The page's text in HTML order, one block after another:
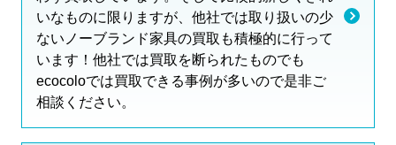
いなものに限りますが、他社では取り扱いの少
ないノーブランド家具の買取も積極的に行って
います！他社では買取を断られたものでも
ecocoloでは買取できる事例が多いので是非ご
相談ください。